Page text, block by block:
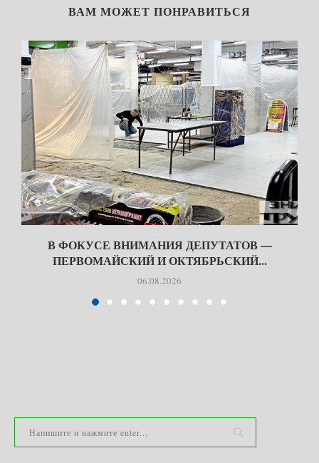
ВАМ МОЖЕТ ПОНРАВИТЬСЯ
В ФОКУСЕ ВНИМАНИЯ ДЕПУТАТОВ —
ПЕРВОМАЙСКИЙ И ОКТЯБРЬСКИЙ...
06.08.2026